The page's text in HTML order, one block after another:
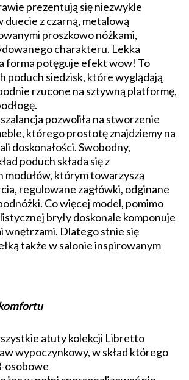
prezentują się niezwykle
duecie z czarną, metalową
proszkowo nóżkami,
charakteru. Lekka
forma potęguje efekt wow! To
poduch siedzisk, które wyglądają
rzucone na sztywną platformę,
pozwoliła na stworzenie
którego prostotę znajdziemy na
doskonałości. Swobodny,
poduch składa się z
modułów, którym towarzyszą
regulowane zagłówki, odginane
Co więcej model, pomimo
bryły doskonale komponuje
wnętrzami. Dlatego stnie się
także w salonie inspirowanym
atuty kolekcji Libretto
wypoczynkowy, w skład którego
osobowe